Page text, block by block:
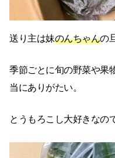
送り主は妹のんちゃんの
季節ごとに旬の野菜や果
当にありがたい。
とうもろこし大好きなの